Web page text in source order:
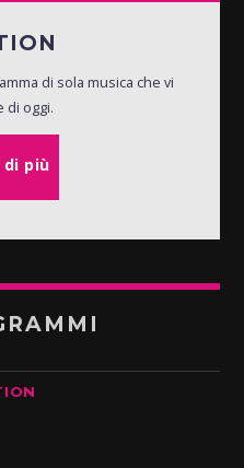
di sola musica che vi
di oggi.
di più